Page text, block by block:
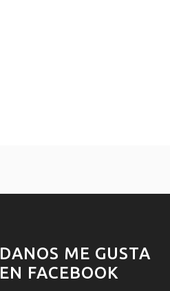
DANOS ME GUSTA
EN FACEBOOK